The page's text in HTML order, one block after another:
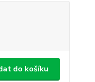
do košíku